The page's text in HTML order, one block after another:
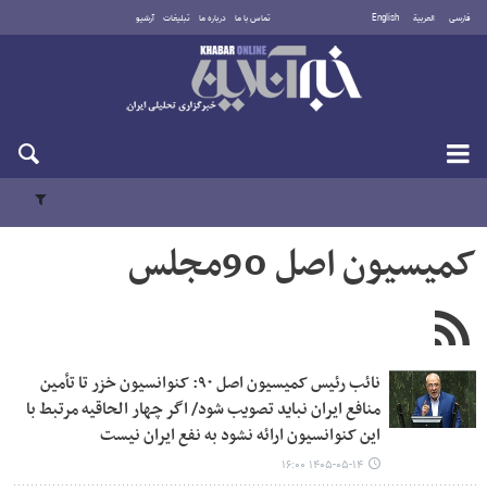
فارسی العربية English تماس با ما درباره ما تبلیغات آرشیو
شنبه ۱۷ مرداد ۱۴۰۵
کمیسیون اصل 90مجلس
نائب رئیس کمیسیون اصل ۹۰: کنوانسیون خزر تا تأمین
منافع ایران نباید تصویب شود/ اگر چهار الحاقیه مرتبط با
این کنوانسیون ارائه نشود به نفع ایران نیست
۱۴۰۵-۰۵-۱۴ ۱۶:۰۰